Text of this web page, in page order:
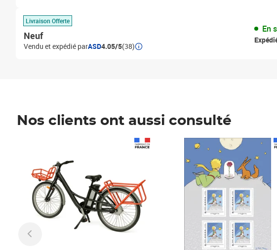
Livraison Offerte
Neuf
Vendu et expédié parASD4.05/5(38)
En
Nos clients ont aussi consulté
Prix 7,50€